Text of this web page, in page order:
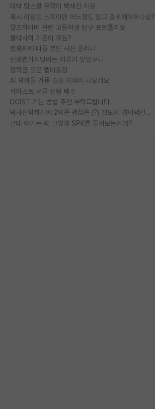
미박 탑스쿨 유학이 빡세진 이유
혹시 이정도 스펙이면 어느정도 잡고 준비해야하나요?
알츠하이머 관련 고등학생 탐구 포트폴리오
물박사의 기준이 뭐임?
랩홈피에 다들 본인 사진 올리냐
신생랩가지말라는 이유가 있었구나
장학금 모은 랩비통장
AI 학회들 거품 슬슬 지적이 나오네요
카이스트 서류 전형 배수
DGIST 가는 방법 추천 부탁드립니다.
박사진학하기에 2억은 괜찮은 (?) 정도의 경제력인가요
근데 여기는 왜 그렇게 SPK를 물어보는거임?